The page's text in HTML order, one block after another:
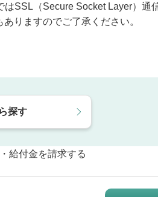
SSL（Secure Socket Layer）通
りますのでご了承ください。
探す
給付金を請求する